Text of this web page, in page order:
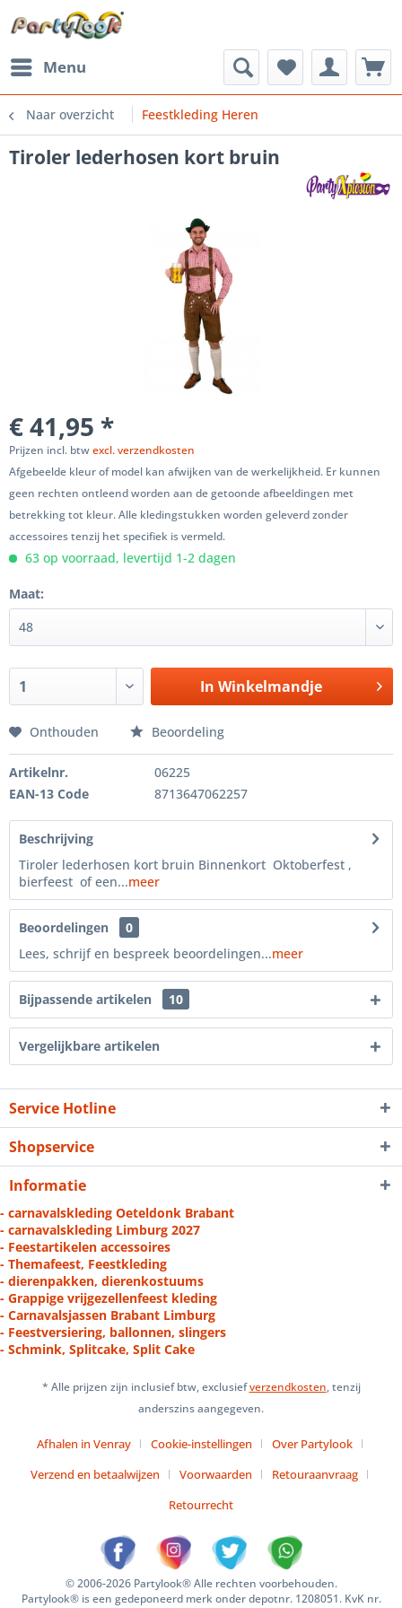
Menu
Naar overzicht Feestkleding Heren
Tiroler lederhosen kort bruin
€ 41,95 *
Prijzen incl. btwexcl. verzendkosten
Afgebeelde kleur of model kan afwijken van de werkelijkheid. Er kunnen
geen rechten ontleend worden aan de getoonde afbeeldingen met
betrekking tot kleur. Alle kledingstukken worden geleverd zonder
accessoires tenzij het specifiek is vermeld.
63 op voorraad, levertijd 1-2 dagen
Maat:
In Winkelmandje
Onthouden Beoordeling
Artikelnr.
06225
EAN-13 Code
8713647062257
Beschrijving
Tiroler lederhosen kort bruin Binnenkort Oktoberfest ,
bierfeest of een...meer
Beoordelingen
0
Lees, schrijf en bespreek beoordelingen...meer
Bijpassende artikelen 10
Vergelijkbare artikelen
Service Hotline
Shopservice
Informatie
- carnavalskleding Oeteldonk Brabant
- carnavalskleding Limburg 2027
- Feestartikelen accessoires
- Themafeest, Feestkleding
- dierenpakken, dierenkostuums
- Grappige vrijgezellenfeest kleding
- Carnavalsjassen Brabant Limburg
- Feestversiering, ballonnen, slingers
- Schmink, Splitcake, Split Cake
* Alle prijzen zijn inclusief btw, exclusiefverzendkosten, tenzij
anderszins aangegeven.
Afhalen in Venray Cookie-instellingen
Over Partylook
Verzend en betaalwijzen
Voorwaarden
Retouraanvraag
Retourrecht
© 2006-2026 Partylook® Alle rechten voorbehouden.
Partylook® is een gedeponeerd merk onder depotnr. 1208051. KvK nr.